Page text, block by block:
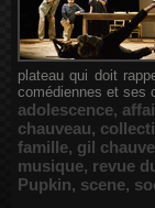
plateau qui doit
comédiennes et ses
adolescence,
chauveau,
famille, gil
musique, revue
Pupkin, scene,